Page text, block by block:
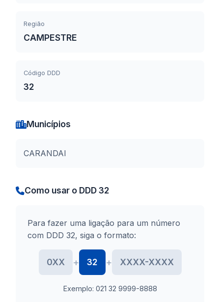
Região
CAMPESTRE
Código DDD
32
Municípios
CARANDAI
Como usar o DDD 32
Para fazer uma ligação para um número
com DDD 32, siga o formato:
0XX + 32 + XXXX-XXXX
Exemplo: 021 32 9999-8888